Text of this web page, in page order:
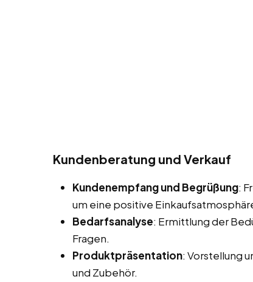
Kundenberatung und Verkauf
Kundenempfang und Begrüßung:
um eine positive
Bedarfsanalyse: Ermittlung der
Fragen.
Produktpräsentation: Vorstellung
und Zubehör.